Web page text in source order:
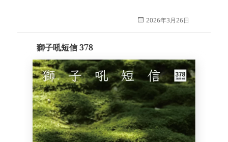
投
2026年3月26日
獅子吼短信 378